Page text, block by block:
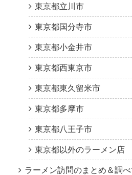
東京都立川市
東京都国分寺市
東京都小金井市
東京都西東京市
東京都東久留米市
東京都多摩市
東京都八王子市
東京都以外のラーメン店
ラーメン訪問のまとめ＆調